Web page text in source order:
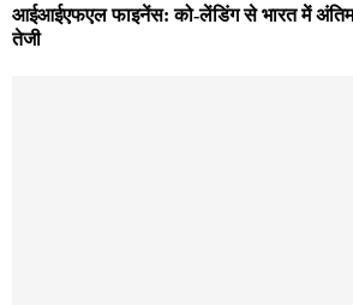
आईआईएफएल फाइनेंस: को-लेंडिंग से भारत में
तेजी